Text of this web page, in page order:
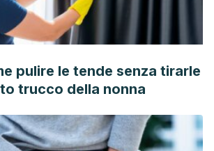
pulire le tende senza tirarle
trucco della nonna